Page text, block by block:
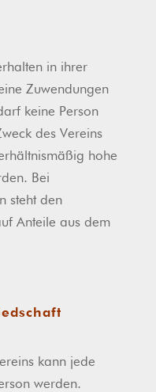
in ihrer
Zuwendungen
keine Person
des Vereins
hohe
Bei
steht den
Anteile aus dem
kann jede
werden.